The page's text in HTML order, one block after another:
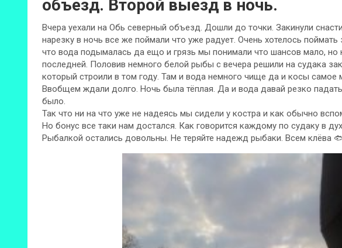
объезд. Второй выезд в ночь.
Вчера уехали на Обь северный объезд. Дошли до точки. Закинули
нарезку в ночь все же поймали что уже радует. Очень хотелось
что вода подымалась да ещо и грязь мы понимали что шансов мало, но
последней. Половив немного белой рыбы с вечера решили на судака
который строили в том году. Там и вода немного чище да и косы самое
Ввобщем ждали долго. Ночь была тёплая. Да и вода давай резко
было.
Так что ни на что уже не надеясь мы сидели у костра и как обычно
Но бонус все таки нам достался. Как говорится каждому по судаку в
Рыбалкой остались довольны. Не теряйте надежд рыбаки. Всем клёва